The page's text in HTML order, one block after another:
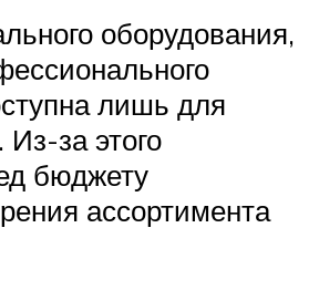
оборудования,
лишь для
за этого
бюджету
ассортимента